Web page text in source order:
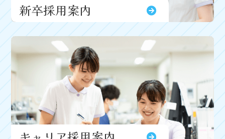
新卒採用案内